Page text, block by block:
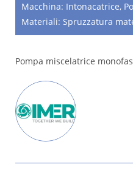
Macchina: Intonacatrice,
Materiali: Spruzzatura
Pompa miscelatrice